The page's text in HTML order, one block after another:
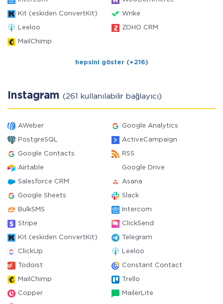
Kit (eskiden ConvertKit) Wrike
Leeloo ZOHO CRM
MailChimp
hepsini göster (+216)
Instagram (261 kullanılabilir bağlayıcı)
AWeber Google Analytics
PostgreSQL ActiveCampaign
Google Contacts RSS
Airtable Google Drive
Salesforce CRM Asana
Google Sheets Slack
BulkSMS Intercom
Stripe ClickSend
Kit (eskiden ConvertKit) Telegram
ClickUp Leeloo
Todoist Constant Contact
MailChimp Trello
Copper MailerLite